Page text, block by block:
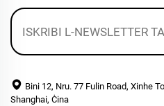
Bini 12, Nru. 77 Fulin Road, Xinhe
Shanghai, Ċina